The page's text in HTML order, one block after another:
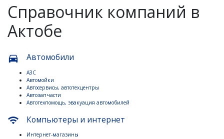
Справочник компаний в
Актобе
directions_car Автомобили
АЗС
Автомойки
Автосервисы, автотехцентры
Автозапчасти
Автотехпомощь, эвакуация автомобилей
wifi Компьютеры и интернет
Интернет-магазины